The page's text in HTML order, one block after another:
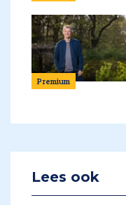
Premium
Lees ook